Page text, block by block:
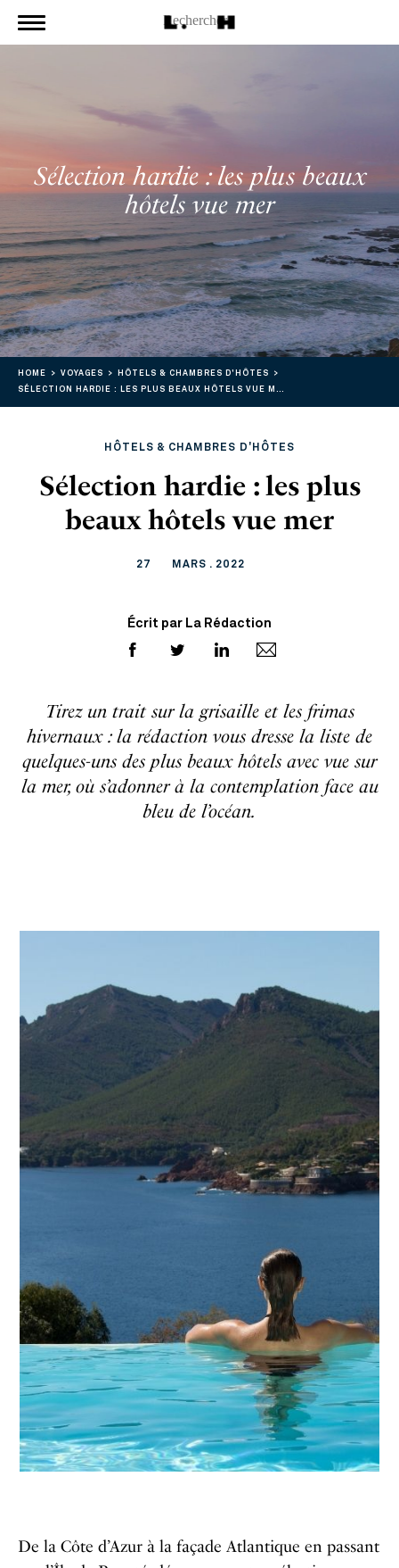
Sélection hardie : les plus beaux
hôtels vue mer
HOME VOYAGES
HÔTELS & CHAMBRES D'HÔTES
SÉLECTION HARDIE : LES PLUS BEAUX HÔTELS VUE MER
HÔTELS & CHAMBRES D'HÔTES
Sélection hardie : les plus
beaux hôtels vue mer
27 MARS . 2022
Écrit par La Rédaction
Tirez un trait sur la grisaille et les frimas
hivernaux : la rédaction vous dresse la liste de
quelques-uns des plus beaux hôtels avec vue sur
la mer, où s’adonner à la contemplation face au
bleu de l’océan.
De la Côte d’Azur à la façade Atlantique en passant